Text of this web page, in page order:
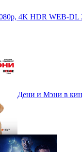
4K HDR WEB-DL
Дени и Мэни в